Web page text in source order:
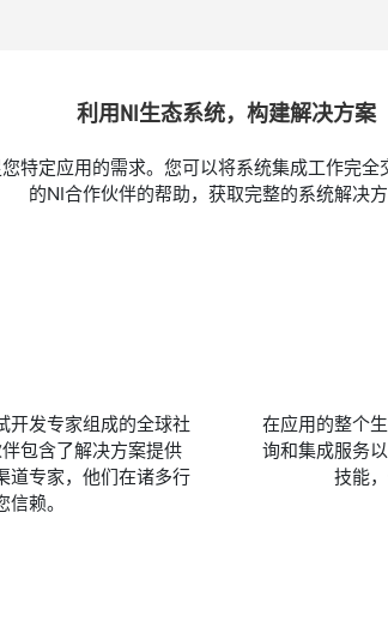
利用NI生态系统， 构建解决方案
特定应用的需求。​您可以将系统集成工作完
的NI合作伙伴的帮助，获取完整的系统解决方
开发专家组成的全球社
包含了解决方案提供
道专家，他们在诸多行
赖。
在应用的整个
询和集成服务
技能